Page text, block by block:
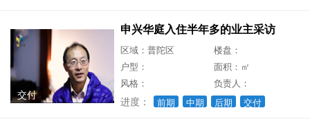
交付
申兴华庭入住半年多的业主采访
区域：普陀区
楼盘：
户型：
面积：㎡
风格：
负责人：
进度： 前期 中期 后期 交付